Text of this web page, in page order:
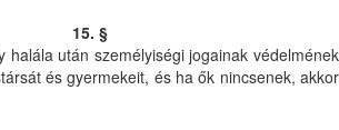
15. §
halála után személyiségi jogainak védelmének
és gyermekeit, és ha ők nincsenek, akkor